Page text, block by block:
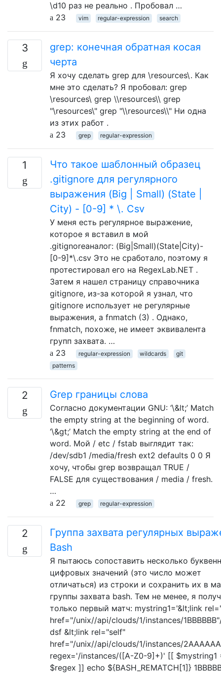
\d10 раз не реально . Пробовал …
23
vim regular-expression search
3
grep: конечная обратная косая
черта
Я хочу сделать grep для \resources\. Как
мне это сделать? Я пробовал: grep
\resources\ grep \\resources\\ grep
"\resources\" grep "\\resources\\" Ни одна
из этих работ .
23
grep regular-expression
1
Что такое шаблонный образец
.gitignore для регулярного
выражения (Big | Small) (State |
City) - [0-9] * \. Csv
У меня есть регулярное выражение,
которое я вставил в мой
.gitignoreаналог: (Big|Small)(State|City)-
[0-9]*\.csv Это не сработало, поэтому я
протестировал его на RegexLab.NET .
Затем я нашел страницу справочника
gitignore, из-за которой я узнал, что
gitignore использует не регулярные
выражения, а fnmatch (3) . Однако,
fnmatch, похоже, не имеет эквивалента
групп захвата. …
23
regular-expression wildcards
git
patterns
2 Grep границы слова
Согласно документации GNU: ‘\&lt;’ Match
the empty string at the beginning of word.
‘\&gt;’ Match the empty string at the end of
word. Мой / etc / fstab выглядит так:
/dev/sdb1 /media/fresh ext2 defaults 0 0 Я
хочу, чтобы grep возвращал TRUE /
FALSE для существования / media / fresh.
…
22
grep regular-expression
2
Группа захвата регулярных
Bash
Я пытаюсь сопоставить несколько
цифровых значений (это число может
отличаться) из строки и сохранить их в
группы захвата bash. Тем не менее, я
только первый матч: mystring1='&lt;link
href="/unix//api/clouds/1/instances/
dsf &lt;link rel="self"
href="/unix//api/clouds/1/instances/
regex='/instances/([A-Z0-9]+)' [[ $mystring1
$regex ]] echo ${BASH_REMATCH[1]}